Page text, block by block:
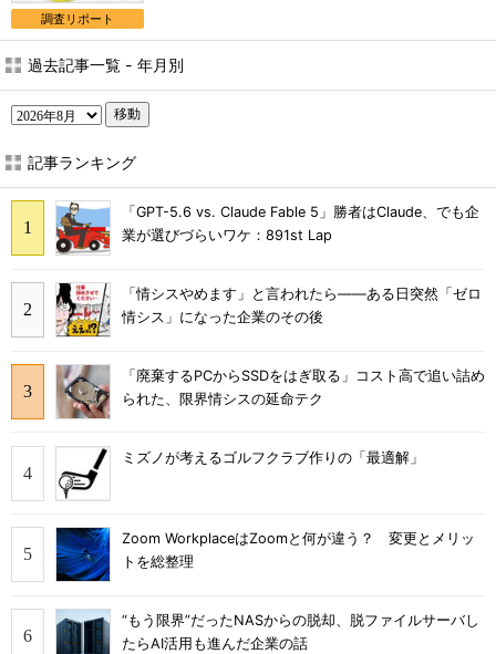
調査リポート
過去記事一覧 - 年月別
移動
記事ランキング
「GPT-5.6 vs. Claude Fable 5」勝者はClaude、でも企
業が選びづらいワケ：891st Lap
「情シスやめます」と言われたら――ある日突然「ゼロ
情シス」になった企業のその後
「廃棄するPCからSSDをはぎ取る」コスト高で追い詰め
られた、限界情シスの延命テク
ミズノが考えるゴルフクラブ作りの「最適解」
Zoom WorkplaceはZoomと何が違う？ 変更とメリッ
トを総整理
“もう限界”だったNASからの脱却、脱ファイルサーバし
たらAI活用も進んだ企業の話